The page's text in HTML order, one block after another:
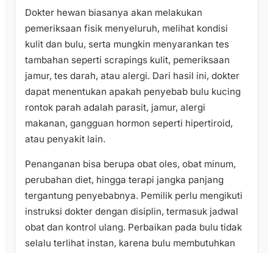
Dokter hewan biasanya akan melakukan
pemeriksaan fisik menyeluruh, melihat kondisi
kulit dan bulu, serta mungkin menyarankan tes
tambahan seperti scrapings kulit, pemeriksaan
jamur, tes darah, atau alergi. Dari hasil ini, dokter
dapat menentukan apakah penyebab bulu kucing
rontok parah adalah parasit, jamur, alergi
makanan, gangguan hormon seperti hipertiroid,
atau penyakit lain.
Penanganan bisa berupa obat oles, obat minum,
perubahan diet, hingga terapi jangka panjang
tergantung penyebabnya. Pemilik perlu mengikuti
instruksi dokter dengan disiplin, termasuk jadwal
obat dan kontrol ulang. Perbaikan pada bulu tidak
selalu terlihat instan, karena bulu membutuhkan